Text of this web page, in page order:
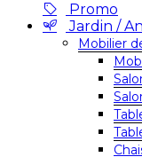
Promo
Jardin /
Mobilier